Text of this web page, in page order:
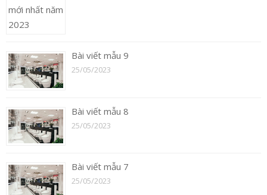
Bài viết mẫu 9
25/05/2023
Bài viết mẫu 8
25/05/2023
Bài viết mẫu 7
25/05/2023